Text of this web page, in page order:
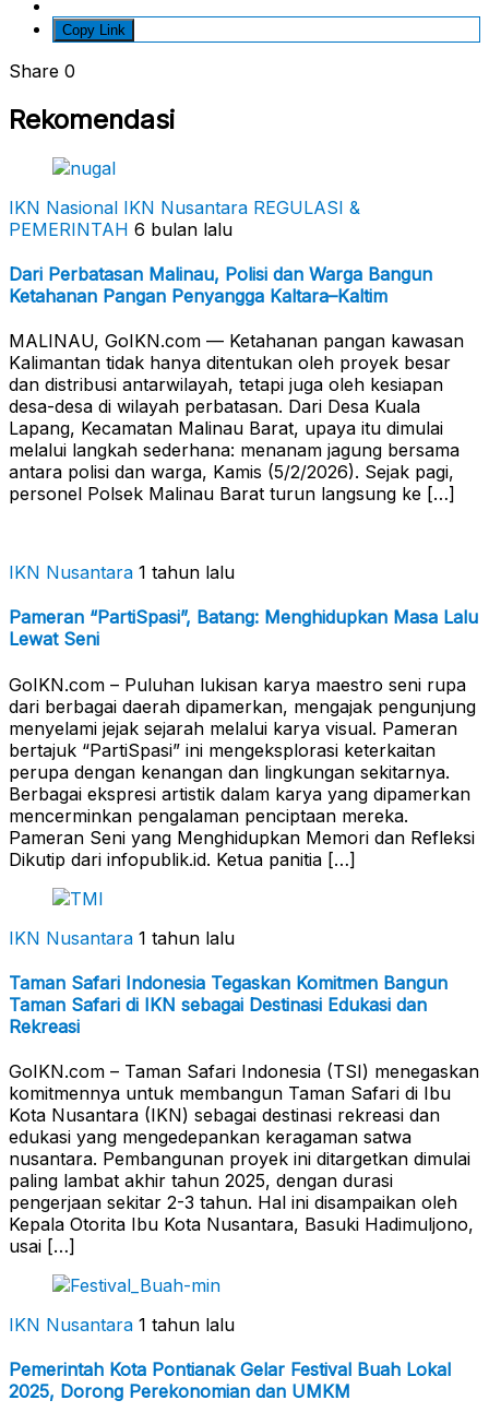
Copy Link
Share 0
Rekomendasi
IKN Nasional IKN Nusantara REGULASI &
PEMERINTAH 6 bulan lalu
Dari Perbatasan Malinau, Polisi dan Warga Bangun
Ketahanan Pangan Penyangga Kaltara–Kaltim
MALINAU, GoIKN.com — Ketahanan pangan kawasan
Kalimantan tidak hanya ditentukan oleh proyek besar
dan distribusi antarwilayah, tetapi juga oleh kesiapan
desa-desa di wilayah perbatasan. Dari Desa Kuala
Lapang, Kecamatan Malinau Barat, upaya itu dimulai
melalui langkah sederhana: menanam jagung bersama
antara polisi dan warga, Kamis (5/2/2026). Sejak pagi,
personel Polsek Malinau Barat turun langsung ke […]
IKN Nusantara 1 tahun lalu
Pameran “PartiSpasi”, Batang: Menghidupkan Masa Lalu
Lewat Seni
GoIKN.com – Puluhan lukisan karya maestro seni rupa
dari berbagai daerah dipamerkan, mengajak pengunjung
menyelami jejak sejarah melalui karya visual. Pameran
bertajuk “PartiSpasi” ini mengeksplorasi keterkaitan
perupa dengan kenangan dan lingkungan sekitarnya.
Berbagai ekspresi artistik dalam karya yang dipamerkan
mencerminkan pengalaman penciptaan mereka.
Pameran Seni yang Menghidupkan Memori dan Refleksi
Dikutip dari infopublik.id. Ketua panitia […]
IKN Nusantara 1 tahun lalu
Taman Safari Indonesia Tegaskan Komitmen Bangun
Taman Safari di IKN sebagai Destinasi Edukasi dan
Rekreasi
GoIKN.com – Taman Safari Indonesia (TSI) menegaskan
komitmennya untuk membangun Taman Safari di Ibu
Kota Nusantara (IKN) sebagai destinasi rekreasi dan
edukasi yang mengedepankan keragaman satwa
nusantara. Pembangunan proyek ini ditargetkan dimulai
paling lambat akhir tahun 2025, dengan durasi
pengerjaan sekitar 2-3 tahun. Hal ini disampaikan oleh
Kepala Otorita Ibu Kota Nusantara, Basuki Hadimuljono,
usai […]
IKN Nusantara 1 tahun lalu
Pemerintah Kota Pontianak Gelar Festival Buah Lokal
2025, Dorong Perekonomian dan UMKM